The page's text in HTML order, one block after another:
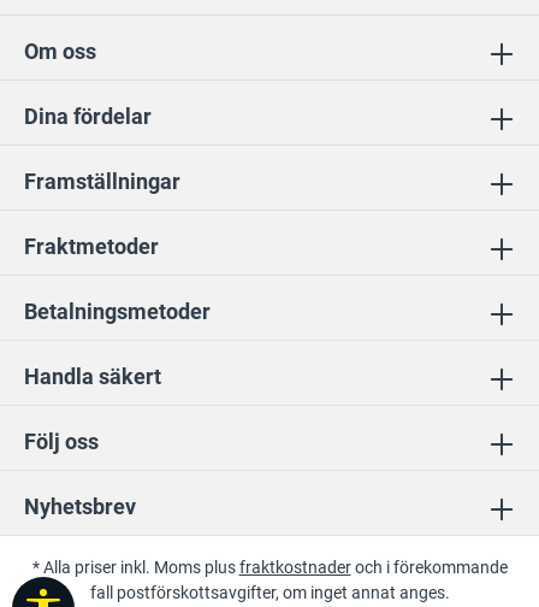
Följ oss
Dina fördelar
Framställningar
Handla säkert
Om oss
Nyhetsbrev
Betalningsmetoder
Fraktmetoder
* Alla priser inkl. Moms plusfraktkostnaderoch i förekommande
fall postförskottsavgifter, om inget annat anges.
Visa verktygsfält